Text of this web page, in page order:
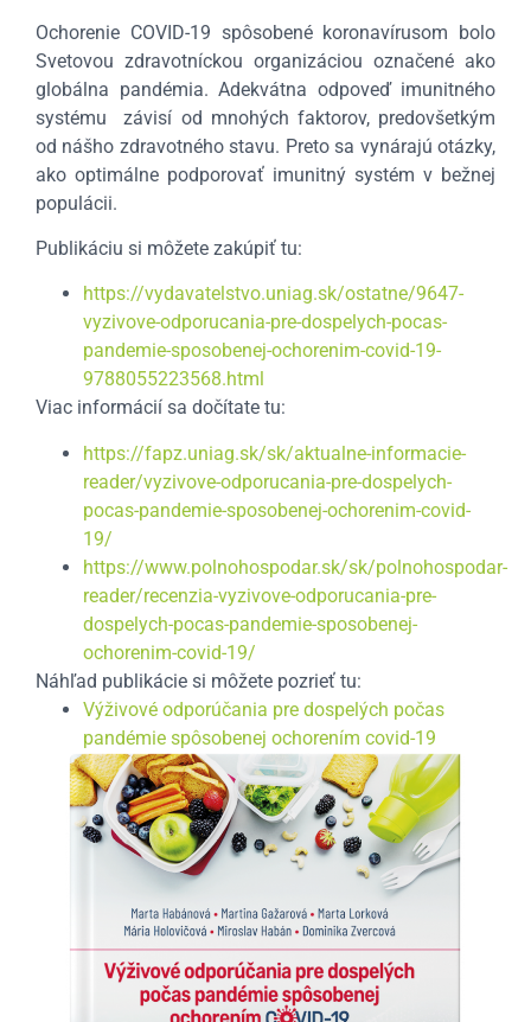
Ochorenie COVID-19 spôsobené koronavírusom bolo
Svetovou zdravotníckou organizáciou označené ako
globálna pandémia. Adekvátna odpoveď imunitného
systému závisí od mnohých faktorov, predovšetkým
od nášho zdravotného stavu. Preto sa vynárajú otázky,
ako optimálne podporovať imunitný systém v bežnej
populácii.
Publikáciu si môžete zakúpiť tu:
https://vydavatelstvo.uniag.sk/ostatne/9647-
vyzivove-odporucania-pre-dospelych-pocas-
pandemie-sposobenej-ochorenim-covid-19-
9788055223568.html
Viac informácií sa dočítate tu:
https://fapz.uniag.sk/sk/aktualne-informacie-
reader/vyzivove-odporucania-pre-dospelych-
pocas-pandemie-sposobenej-ochorenim-covid-
19/
https://www.polnohospodar.sk/sk/polnohospodar-
reader/recenzia-vyzivove-odporucania-pre-
dospelych-pocas-pandemie-sposobenej-
ochorenim-covid-19/
Náhľad publikácie si môžete pozrieť tu:
Výživové odporúčania pre dospelých počas
pandémie spôsobenej ochorením covid-19